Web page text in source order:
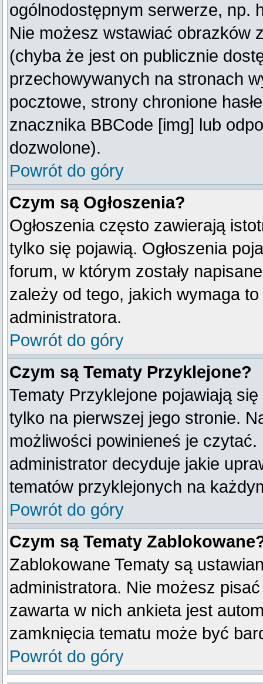
ogólnodostępnym serwerze, np.
Nie możesz wstawiać obrazków
(chyba że jest on publicznie
przechowywanych na stronach
pocztowe, strony chronione
znacznika BBCode [img] lub
dozwolone).
Powrót do góry
Czym są Ogłoszenia?
Ogłoszenia często zawierają
tylko się pojawią. Ogłoszenia
forum, w którym zostały
zależy od tego, jakich wymaga
administratora.
Powrót do góry
Czym są Tematy Przyklejone?
Tematy Przyklejone pojawiają
tylko na pierwszej jego stronie.
możliwości powinieneś je czytać.
administrator decyduje jakie
tematów przyklejonych na
Powrót do góry
Czym są Tematy
Zablokowane Tematy są
administratora. Nie możesz
zawarta w nich ankieta jest
zamknięcia tematu może być
Powrót do góry